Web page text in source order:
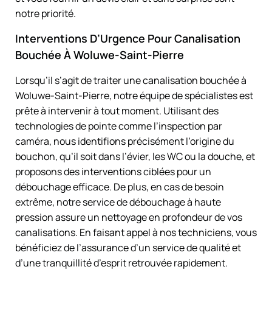
notre priorité.
Interventions D’Urgence Pour Canalisation
Bouchée À Woluwe-Saint-Pierre
Lorsqu’il s’agit de traiter une canalisation bouchée à
Woluwe-Saint-Pierre, notre équipe de spécialistes est
prête à intervenir à tout moment. Utilisant des
technologies de pointe comme l’inspection par
caméra, nous identifions précisément l’origine du
bouchon, qu’il soit dans l’évier, les WC ou la douche, et
proposons des interventions ciblées pour un
débouchage efficace. De plus, en cas de besoin
extrême, notre service de débouchage à haute
pression assure un nettoyage en profondeur de vos
canalisations. En faisant appel à nos techniciens, vous
bénéficiez de l’assurance d’un service de qualité et
d’une tranquillité d’esprit retrouvée rapidement.